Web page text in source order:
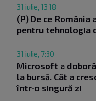
31 iulie, 13:18
(P) De ce România
pentru tehnologia
31 iulie, 7:30
Microsoft a
la bursă. Cât a
într-o singură zi